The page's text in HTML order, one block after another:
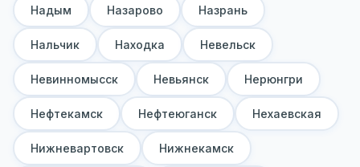
Надым Назарово Назрань
Нальчик Находка Невельск
Невинномысск Невьянск Нерюнгри
Нефтекамск Нефтеюганск Нехаевская
Нижневартовск Нижнекамск